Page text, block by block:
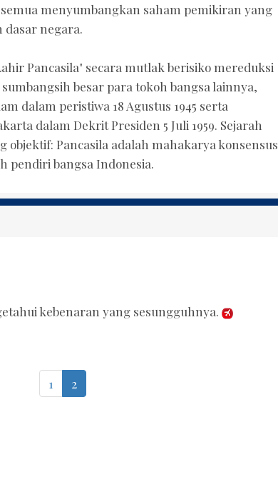
menyumbangkan saham pemikiran yang
dasar negara.
Pancasila" secara mutlak berisiko mereduksi
besar para tokoh bangsa lainnya,
dalam peristiwa 18 Agustus 1945 serta
dalam Dekrit Presiden 5 Juli 1959. Sejarah
objektif: Pancasila adalah mahakarya konsensus
pendiri bangsa Indonesia.
kebenaran yang sesungguhnya.
1 2